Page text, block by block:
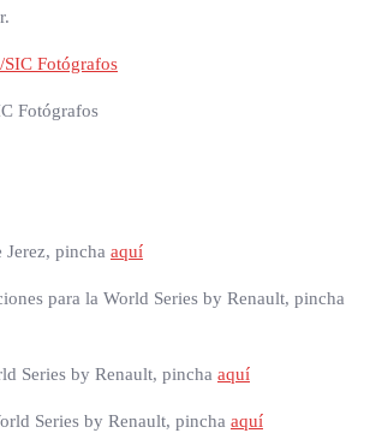
Fotógrafos
Jerez, pincha aquí
para la World Series by Renault, pincha
Series by Renault, pincha aquí
Series by Renault, pincha aquí